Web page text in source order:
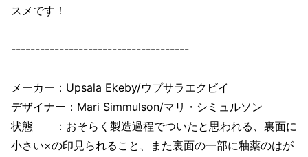
スメです！
-------------------------------------
メーカー：Upsala Ekeby/ウプサラエクビイ
デザイナー：Mari Simmulson/マリ・シミュルソン
状態 ：おそらく製造過程でついたと思われる、裏面に
小さい×の印見られること、また裏面の一部に釉薬のはが